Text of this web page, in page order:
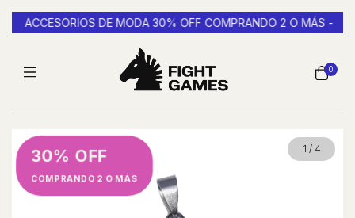
ACCESORIOS DE MODA 30% OFF COMPRANDO 2 O MÁS -
0
30% OFF
COMPRANDO 2 O MÁS
1 / 4